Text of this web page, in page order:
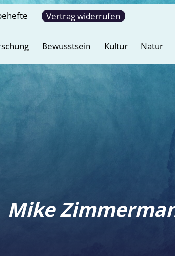
Vertrag widerrufen
Bewusstsein Kultur Natur
Mike